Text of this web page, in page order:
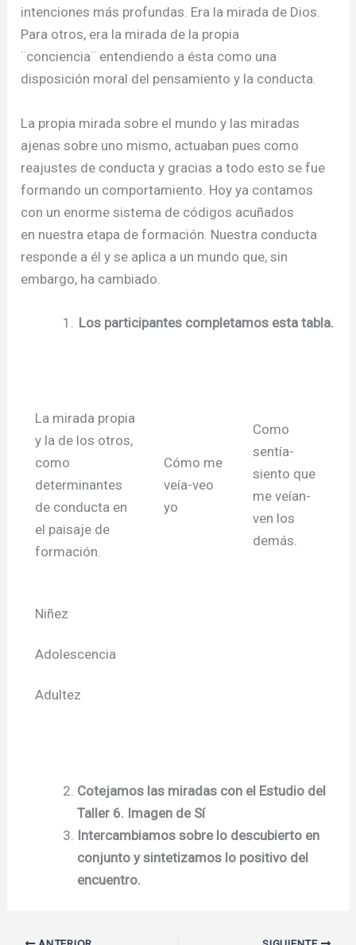
intenciones más profundas. Era la mirada de Dios.
Para otros, era la mirada de la propia
¨conciencia¨ entendiendo a ésta como una
disposición moral del pensamiento y la conducta.
La propia mirada sobre el mundo y las miradas
ajenas sobre uno mismo, actuaban pues como
reajustes de conducta y gracias a todo esto se fue
formando un comportamiento. Hoy ya contamos
con un enorme sistema de códigos acuñados
en nuestra etapa de formación. Nuestra conducta
responde a él y se aplica a un mundo que, sin
embargo, ha cambiado.
Los participantes completamos esta tabla.
La mirada propia
y la de los otros,
como
determinantes
de conducta en
el paisaje de
formación.
Cómo me
veía-veo
yo
Como
sentía-
siento que
me veían-
ven los
demás.
Niñez
Adolescencia
Adultez
Cotejamos las miradas con el Estudio del
Taller 6. Imagen de Sí
Intercambiamos sobre lo descubierto en
conjunto y sintetizamos lo positivo del
encuentro.